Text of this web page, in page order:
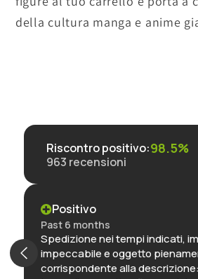
della cultura manga e anime
Riscontro positivo:98.5%
963 recensioni
Positivo
Past 6 months
Spedizione nei tempi indicati,
impeccabile e oggetto
corrispondente alla